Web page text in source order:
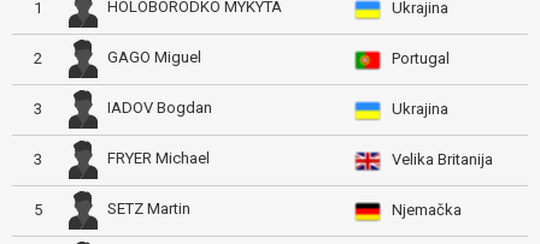
1 HOLOBORODKO MYKYTA Ukrajina
2 GAGO Miguel Portugal
3 IADOV Bogdan Ukrajina
3 FRYER Michael Velika Britanija
5 SETZ Martin Njemačka